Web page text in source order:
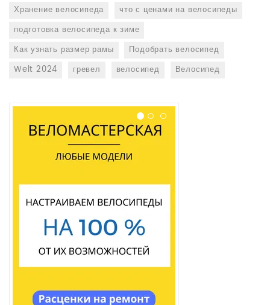
Хранение велосипеда
что с ценами на велосипеды
подготовка велосипеда к зиме
Как узнать размер рамы
Подобрать велосипед
Welt 2024
гревел велосипед Велосипед